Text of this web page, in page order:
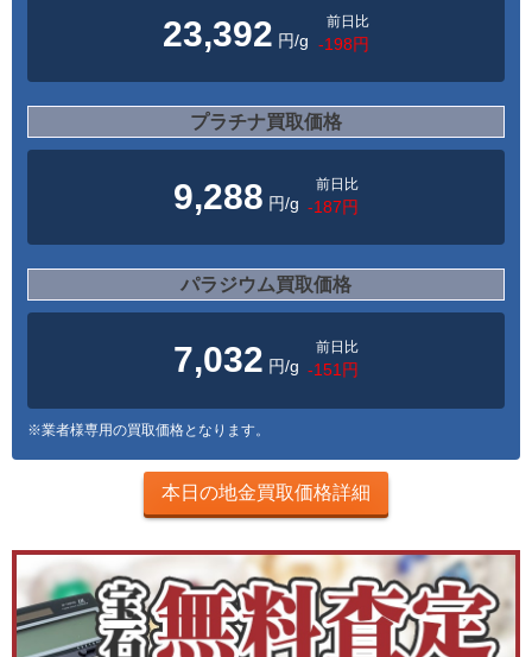
23,392 円/g
前日比
-198円
プラチナ買取価格
9,288 円/g
前日比
-187円
パラジウム買取価格
7,032 円/g
前日比
-151円
※業者様専用の買取価格となります。
本日の地金買取価格詳細